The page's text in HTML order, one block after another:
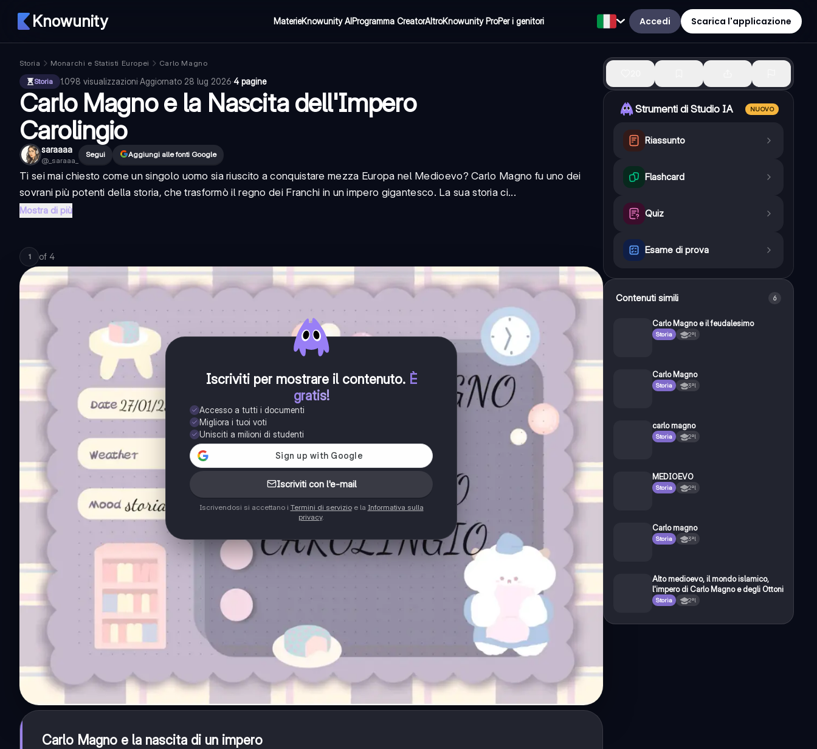
Knowunity MaterieKnowunity AIProgramma CreatorAltroKnowunity ProPer i genitori Accedi Scarica l'applicazione
Storia Monarchi e Statisti Europei
Carlo Magno
Storia
1.098 visualizzazioni·Aggiornato 28 lug 2026·4 pagine
Carlo Magno e la Nascita dell'Impero
Carolingio
saraaaa
@ _saraaa_
Segui Aggiungi alle fonti Google
Ti sei mai chiesto come un singolo uomo sia riuscito a conquistare mezza Europa nel Medioevo? Carlo Magno fu uno dei
sovrani più potenti della storia, che trasformò il regno dei Franchi in un impero gigantesco. La sua storia ci...
Mostra di più
1 of 4
Iscriviti per mostrare il contenuto. È
gratis!
Accesso a tutti i documenti
Migliora i tuoi voti
Unisciti a milioni di studenti
Iscriviti con l'e-mail
Iscrivendosi si accettano i Termini di servizioe la Informativa sulla
privacy.
Carlo Magno e la nascita di un impero
Strumenti di Studio IA NUOVO
Riassunto
Flashcard
Quiz
Esame di prova
Contenuti simili 6
Carlo Magno e il feudalesimo
Storia 2ªl
Carlo Magno
Storia 3ªl
carlo magno
Storia 2ªl
MEDIOEVO
Storia 2ªl
Carlo magno
Storia 3ªl
Alto medioevo, il mondo islamico,
l'impero di Carlo Magno e degli Ottoni
Storia 2ªl